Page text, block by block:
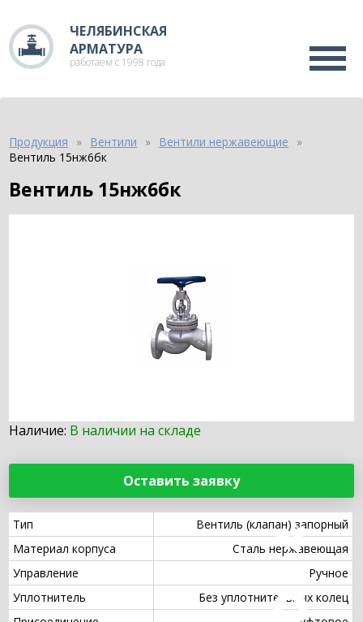
ЧЕЛЯБИНСКАЯ
АРМАТУРА
работаем с 1998 года
Продукция Вентили
Вентили нержавеющие
Вентиль 15нж6бк
Вентиль 15нж6бк
Наличие: В наличии на складе
Оставить заявку
Тип
Вентиль (клапан) запорный
Материал корпуса
Сталь нержавеющая
Управление
Ручное
Уплотнитель
Без уплотнительных колец